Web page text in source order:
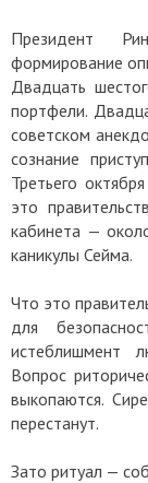
Президент
формирование
Двадцать
портфели.
советском
сознание
Третьего
это
кабинета —
каникулы Сейма.
Что это
для
истеблишмент
Вопрос
выкопаются.
перестанут.
Зато ритуал —